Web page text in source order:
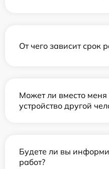
От чего зависит срок
Может ли вместо меня
устройство другой
Будете ли вы
работ?